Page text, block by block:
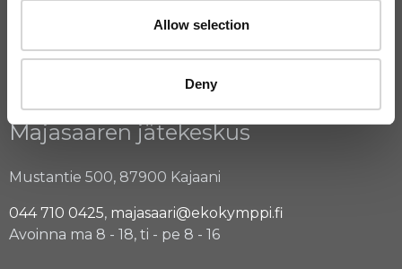
Allow selection
Deny
ASIAKASPALVELU
08 636 616,laskutus@ekokymppi.fi
Majasaaren jätekeskus
Mustantie 500, 87900 Kajaani
044 710 0425, majasaari@ekokymppi.fi
Avoinna ma 8 - 18, ti - pe 8 - 16